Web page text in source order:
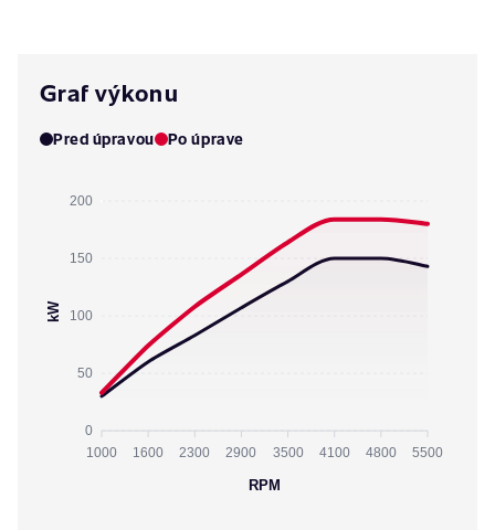
Graf výkonu
Pred úpravou Po úprave
200
150
100
50
0
kW
1000 1600 2300 2900 3500 4100 4800 5500
RPM